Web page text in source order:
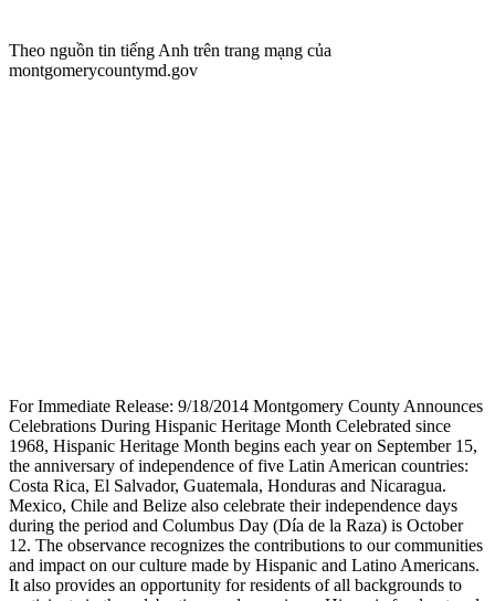
Theo nguồn tin tiếng Anh trên trang mạng của
montgomerycountymd.gov
For Immediate Release: 9/18/2014 Montgomery County Announces
Celebrations During Hispanic Heritage Month Celebrated since
1968, Hispanic Heritage Month begins each year on September 15,
the anniversary of independence of five Latin American countries:
Costa Rica, El Salvador, Guatemala, Honduras and Nicaragua.
Mexico, Chile and Belize also celebrate their independence days
during the period and Columbus Day (Día de la Raza) is October
12. The observance recognizes the contributions to our communities
and impact on our culture made by Hispanic and Latino Americans.
It also provides an opportunity for residents of all backgrounds to